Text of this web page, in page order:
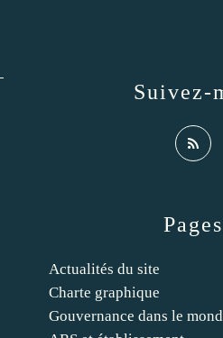
Pages
Actualités du site
Charte graphique
Gouvernance dans le
Suivez-